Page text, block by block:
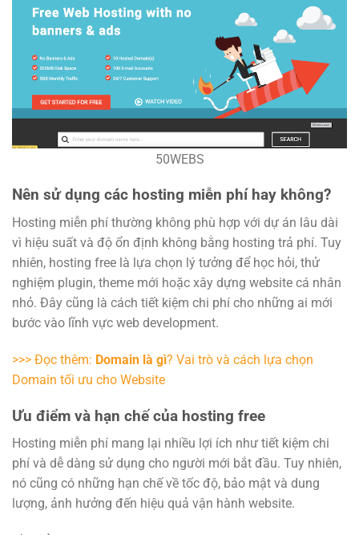
50WEBS
Nên sử dụng các hosting miễn phí hay không?
Hosting miễn phí thường không phù hợp với dự án lâu dài
vì hiệu suất và độ ổn định không bằng hosting trả phí. Tuy
nhiên, hosting free là lựa chọn lý tưởng để học hỏi, thử
nghiệm plugin, theme mới hoặc xây dựng website cá nhân
nhỏ. Đây cũng là cách tiết kiệm chi phí cho những ai mới
bước vào lĩnh vực web development.
>>> Đọc thêm: Domain là gì? Vai trò và cách lựa chọn
Domain tối ưu cho Website
Ưu điểm và hạn chế của hosting free
Hosting miễn phí mang lại nhiều lợi ích như tiết kiệm chi
phí và dễ dàng sử dụng cho người mới bắt đầu. Tuy nhiên,
nó cũng có những hạn chế về tốc độ, bảo mật và dung
lượng, ảnh hưởng đến hiệu quả vận hành website.